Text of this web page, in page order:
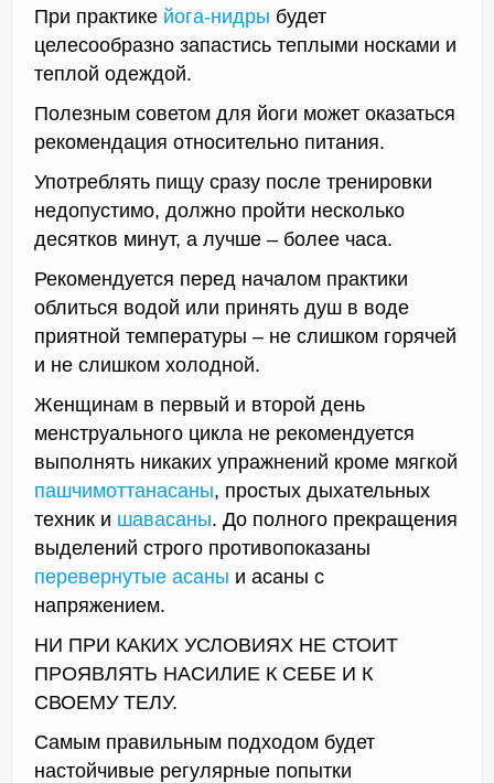
При практике йога-нидры будет
целесообразно запастись теплыми носками и
теплой одеждой.
Полезным советом для йоги может оказаться
рекомендация относительно питания.
Употреблять пищу сразу после тренировки
недопустимо, должно пройти несколько
десятков минут, а лучше – более часа.
Рекомендуется перед началом практики
облиться водой или принять душ в воде
приятной температуры – не слишком горячей
и не слишком холодной.
Женщинам в первый и второй день
менструального цикла не рекомендуется
выполнять никаких упражнений кроме мягкой
пашчимоттанасаны, простых дыхательных
техник и шавасаны. До полного прекращения
выделений строго противопоказаны
перевернутые асаны и асаны с
напряжением.
НИ ПРИ КАКИХ УСЛОВИЯХ НЕ СТОИТ
ПРОЯВЛЯТЬ НАСИЛИЕ К СЕБЕ И К
СВОЕМУ ТЕЛУ.
Самым правильным подходом будет
настойчивые регулярные попытки